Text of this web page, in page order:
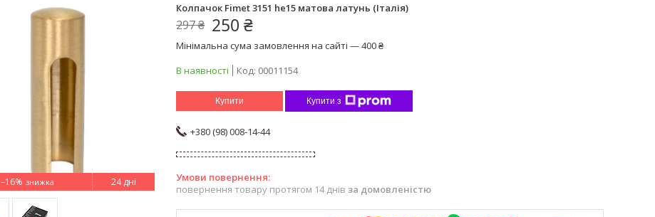
–16% 24 дні
Колпачок Fimet 3151 he15 матова латунь (Італія)
297 ₴ 250 ₴
Мінімальна сума замовлення на сайті — 400 ₴
В наявності
Код: 00011154
Купити Купити з
+380 (98) 008-14-44
повернення товару протягом 14 днів за домовленістю